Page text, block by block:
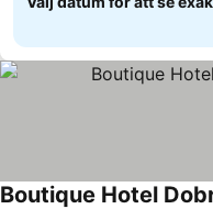
Boutique Hotel